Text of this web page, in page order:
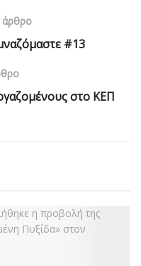
#13
στο ΚΕΠ